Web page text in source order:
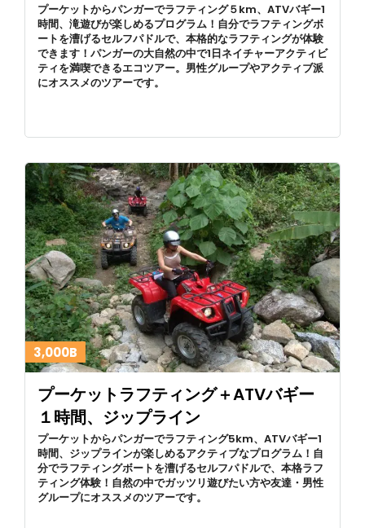
プーケットからパンガーでラフティング５km、ATVバギー1
時間、滝遊びが楽しめるプログラム！自分でラフティングボ
ートを漕げるセルフパドルで、本格的なラフティングが体験
できます！パンガーの大自然の中で1日ネイチャーアクティビ
ティを満喫できるエコツアー。男性グループやアクティブ派
にオススメのツアーです。
3,000B
プーケットラフティング＋ATVバギー
１時間、ジップライン
プーケットからパンガーでラフティング5km、ATVバギー1
時間、ジップラインが楽しめるアクティブなプログラム！自
分でラフティングボートを漕げるセルフパドルで、本格ラフ
ティング体験！自然の中でガッツリ遊びたい方や友達・男性
グループにオススメのツアーです。